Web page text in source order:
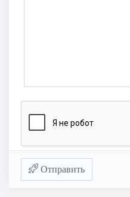
Отправить